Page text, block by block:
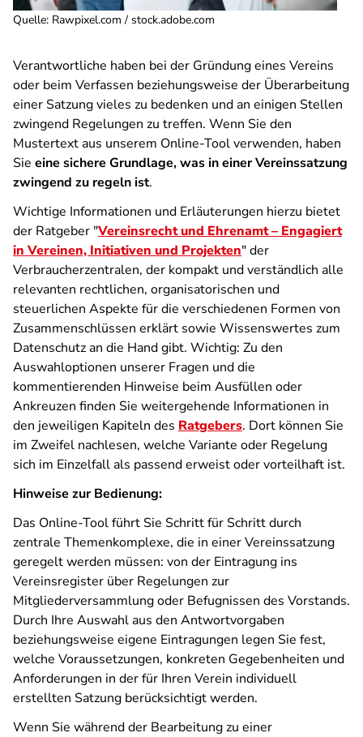
Quelle: Rawpixel.com / stock.adobe.com
Verantwortliche haben bei der Gründung eines Vereins
oder beim Verfassen beziehungsweise der Überarbeitung
einer Satzung vieles zu bedenken und an einigen Stellen
zwingend Regelungen zu treffen. Wenn Sie den
Mustertext aus unserem Online-Tool verwenden, haben
Sie eine sichere Grundlage, was in einer Vereinssatzung
zwingend zu regeln ist.
Wichtige Informationen und Erläuterungen hierzu bietet
der Ratgeber "Vereinsrecht und Ehrenamt – Engagiert
in Vereinen, Initiativen und Projekten" der
Verbraucherzentralen, der kompakt und verständlich alle
relevanten rechtlichen, organisatorischen und
steuerlichen Aspekte für die verschiedenen Formen von
Zusammenschlüssen erklärt sowie Wissenswertes zum
Datenschutz an die Hand gibt. Wichtig: Zu den
Auswahloptionen unserer Fragen und die
kommentierenden Hinweise beim Ausfüllen oder
Ankreuzen finden Sie weitergehende Informationen in
den jeweiligen Kapiteln des Ratgebers. Dort können Sie
im Zweifel nachlesen, welche Variante oder Regelung
sich im Einzelfall als passend erweist oder vorteilhaft ist.
Hinweise zur Bedienung:
Das Online-Tool führt Sie Schritt für Schritt durch
zentrale Themenkomplexe, die in einer Vereinssatzung
geregelt werden müssen: von der Eintragung ins
Vereinsregister über Regelungen zur
Mitgliederversammlung oder Befugnissen des Vorstands.
Durch Ihre Auswahl aus den Antwortvorgaben
beziehungsweise eigene Eintragungen legen Sie fest,
welche Voraussetzungen, konkreten Gegebenheiten und
Anforderungen in der für Ihren Verein individuell
erstellten Satzung berücksichtigt werden.
Wenn Sie während der Bearbeitung zu einer